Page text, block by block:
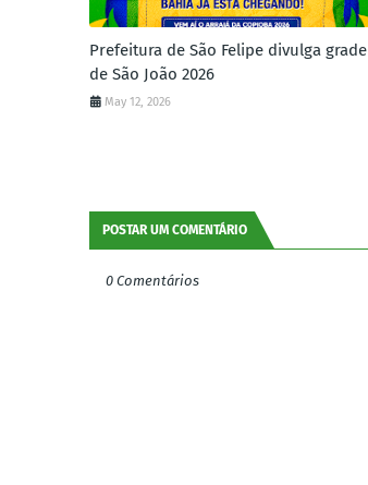
Prefeitura de São Felipe divulga grade
de São João 2026
May 12, 2026
POSTAR UM COMENTÁRIO
0 Comentários